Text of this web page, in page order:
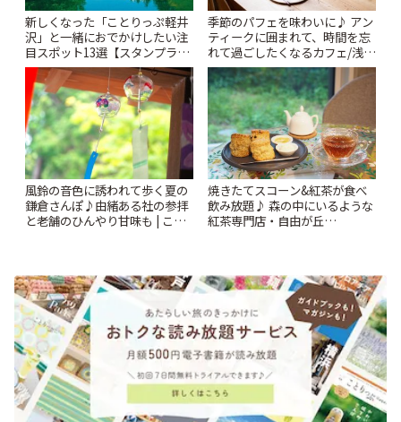
新しくなった「ことりっぷ軽井
沢」と一緒におでかけしたい注
目スポット13選【スタンプラリ
ー開催中】 | ことりっぷ
季節のパフェを味わいに♪ アン
ティークに囲まれて、時間を忘
れて過ごしたくなるカフェ/浅草
「annorum cafe」 | ことりっぷ
風鈴の音色に誘われて歩く夏の
鎌倉さんぽ♪由緒ある社の参拝
と老舗のひんやり甘味も | こと
焼きたてスコーン&紅茶が食べ
飲み放題♪ 森の中にいるような
紅茶専門店・自由が丘